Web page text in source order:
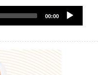
ملفAudio
Player
00:00